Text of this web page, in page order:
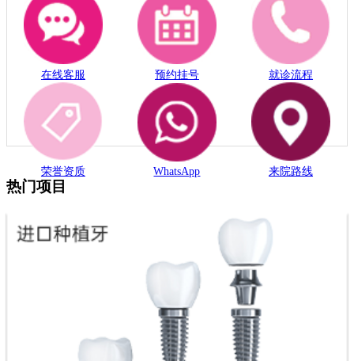
在线客服 预约挂号 就诊流程
荣誉资质 WhatsApp 来院路线
热门项目